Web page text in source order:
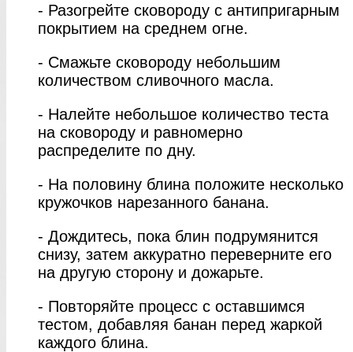
- Разогрейте сковороду с антипригарным
покрытием на среднем огне.
- Смажьте сковороду небольшим
количеством сливочного масла.
- Налейте небольшое количество теста
на сковороду и равномерно
распределите по дну.
- На половину блина положите несколько
кружочков нарезанного банана.
- Дождитесь, пока блин подрумянится
снизу, затем аккуратно переверните его
на другую сторону и дожарьте.
- Повторяйте процесс с оставшимся
тестом, добавляя банан перед жаркой
каждого блина.